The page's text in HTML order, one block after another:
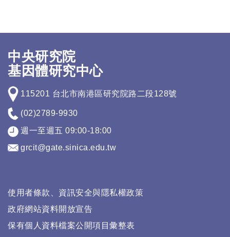
中央研究院
基因體研究中心
115201 台北市南港區研究院路二段128號
(02)2789-9930
週一至週五 09:00-18:00
grcit@gate.sinica.edu.tw
使用者條款、資訊安全與隱私權政策
政府網站資料開放宣告
保有個人資料檔案公開項目彙整表